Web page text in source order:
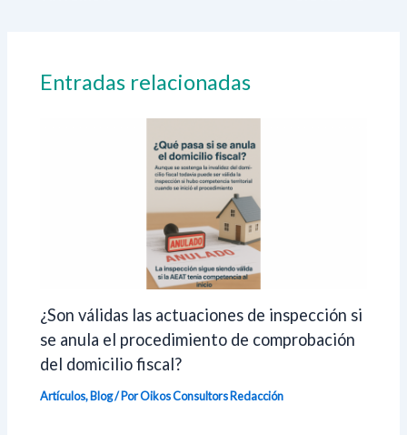
Entradas relacionadas
¿Son válidas las actuaciones de inspección si
se anula el procedimiento de comprobación
del domicilio fiscal?
Artículos,Blog/ Por Oikos ConsultorsRedacción